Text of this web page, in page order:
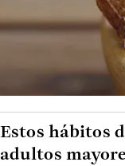
Estos hábitos
adultos